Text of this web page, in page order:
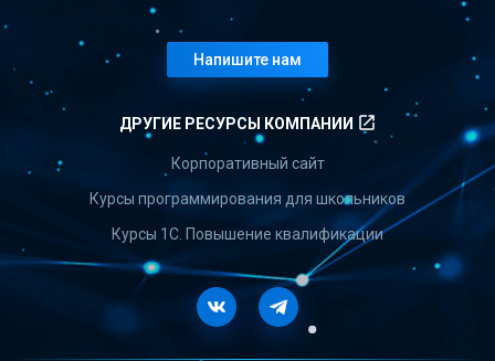
Напишите нам
ДРУГИЕ РЕСУРСЫ КОМПАНИИ launch
Корпоративный сайт
Курсы программирования для школьников
Курсы 1С. Повышение квалификации
VkontakteTelegram